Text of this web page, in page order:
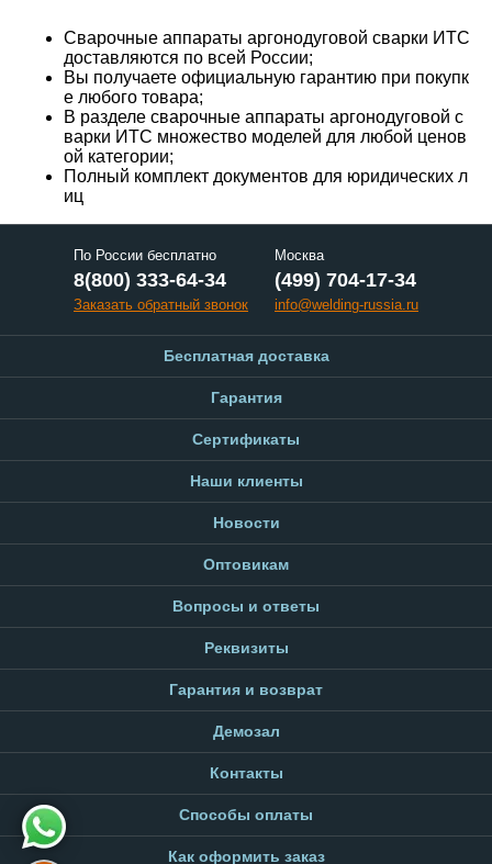
Сварочные аппараты аргонодуговой сварки ИТС
доставляются по всей России;
Вы получаете официальную гарантию при покупк
е любого товара;
В разделе сварочные аппараты аргонодуговой с
варки ИТС множество моделей для любой ценов
ой категории;
Полный комплект документов для юридических л
иц
По России бесплатно
8(800) 333-64-34
Заказать обратный звонок
Москва
(499) 704-17-34
info@welding-russia.ru
Бесплатная доставка
Гарантия
Сертификаты
Наши клиенты
Новости
Оптовикам
Вопросы и ответы
Реквизиты
Гарантия и возврат
Демозал
Контакты
Способы оплаты
Как оформить заказ